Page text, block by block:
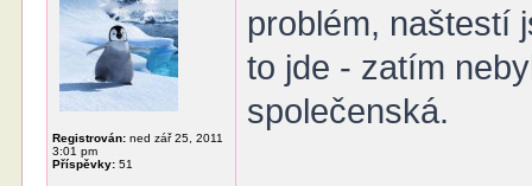
Registrován: ned zář 25, 2011
3:01 pm
Příspěvky: 51
problém, naštestí
to jde - zatím
společenská.